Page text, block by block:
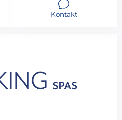
Kontakt